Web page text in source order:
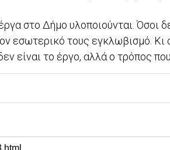
στο Δήμο υλοποιούνται. Όσοι
εσωτερικό τους εγκλωβισμό. Κι
είναι το έργο, αλλά ο τρόπος